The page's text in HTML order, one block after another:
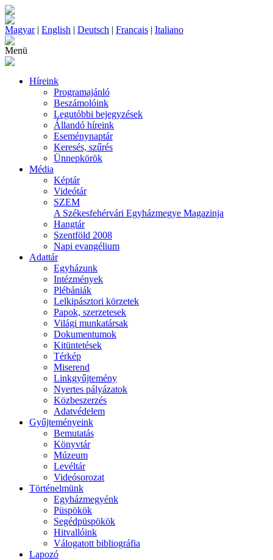
Magyar| English | Deutsch | Francais | Italiano
Menü
Híreink
Programajánló
Beszámolóink
Legutóbbi bejegyzések
Állandó híreink
Eseménynaptár
Keresés, szűrés
Ünnepkörök
Média
Képtár
Videótár
SZEM
A Székesfehérvári Egyházmegye Magazinja
Hangtár
Szentföld 2008
Napi evangélium
Adattár
Egyházunk
Intézmények
Plébániák
Lelkipásztori körzetek
Papok, szerzetesek
Világi munkatársak
Dokumentumok
Kitüntetések
Térkép
Miserend
Linkgyűjtemény
Nyertes pályázatok
Közbeszerzés
Adatvédelem
Gyűjteményeink
Bemutatás
Könyvtár
Múzeum
Levéltár
Videósorozat
Történelmünk
Egyházmegyénk
Püspökök
Segédpüspökök
Hitvallóink
Válogatott bibliográfia
Lapozó